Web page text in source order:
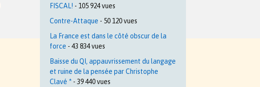
FISCAL! - 105 924 vues
Contre-Attaque - 50 120 vues
La France est dans le côté obscur de la
force - 43 834 vues
Baisse du QI, appauvrissement du langage
et ruine de la pensée par Christophe
Clavé * - 39 440 vues